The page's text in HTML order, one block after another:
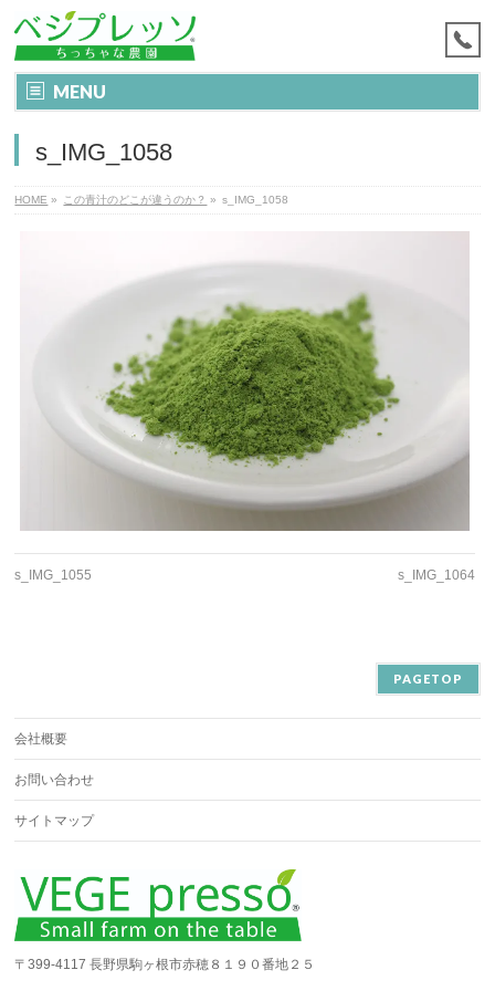
MENU
s_IMG_1058
HOME » この青汁のどこが違うのか？ » s_IMG_1058
s_IMG_1055 s_IMG_1064
PAGETOP
会社概要
お問い合わせ
サイトマップ
〒399-4117 長野県駒ヶ根市赤穂８１９０番地２５